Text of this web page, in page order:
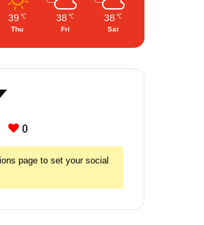
39 ℃
Thu
38 ℃
Fri
38 ℃
Sat
0
page to set your social